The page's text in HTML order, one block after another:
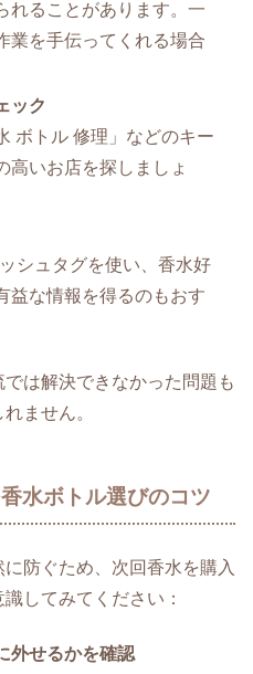
れることがあります。一
業を手伝ってくれる場合
ック
ボトル 修理」などのキー
高いお店を探しましょ
シュタグを使い、香水好
益な情報を得るのもおす
は解決できなかった問題も
ません。
水ボトル選びのコツ
防ぐため、次回香水を購入
してみてください：
外せるかを確認